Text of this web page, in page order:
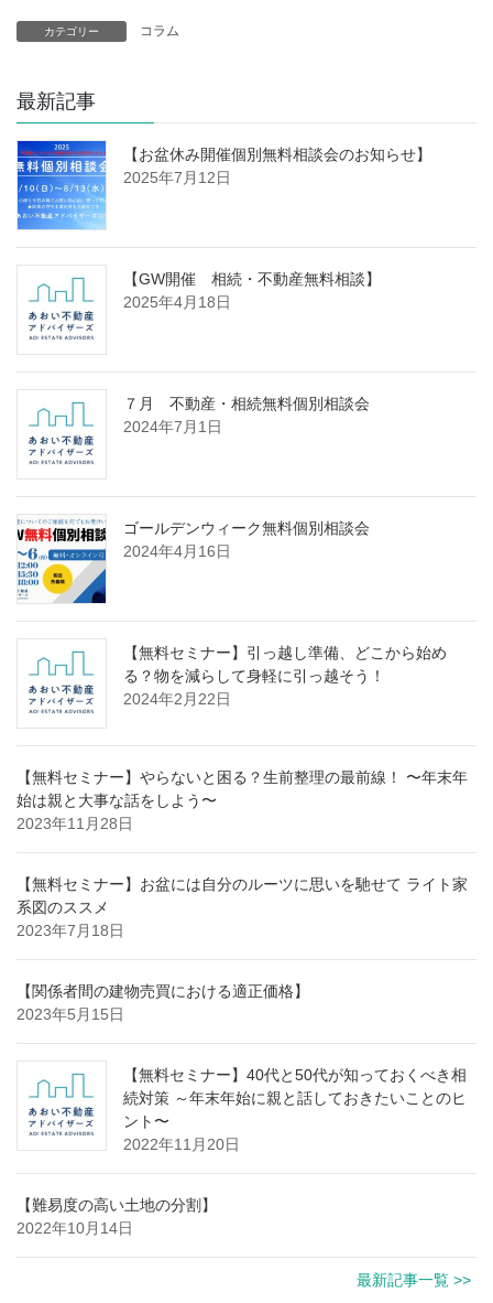
カテゴリー コラム
最新記事
【お盆休み開催個別無料相談会のお知らせ】
2025年7月12日
【GW開催 相続・不動産無料相談】
2025年4月18日
７月 不動産・相続無料個別相談会
2024年7月1日
ゴールデンウィーク無料個別相談会
2024年4月16日
【無料セミナー】引っ越し準備、どこから始め
る？物を減らして身軽に引っ越そう！
2024年2月22日
【無料セミナー】やらないと困る？生前整理の最前線！ 〜年末年
始は親と大事な話をしよう〜
2023年11月28日
【無料セミナー】お盆には自分のルーツに思いを馳せて ライト家
系図のススメ
2023年7月18日
【関係者間の建物売買における適正価格】
2023年5月15日
【無料セミナー】40代と50代が知っておくべき相
続対策 ～年末年始に親と話しておきたいことのヒ
ント〜
2022年11月20日
【難易度の高い土地の分割】
2022年10月14日
最新記事一覧 >>